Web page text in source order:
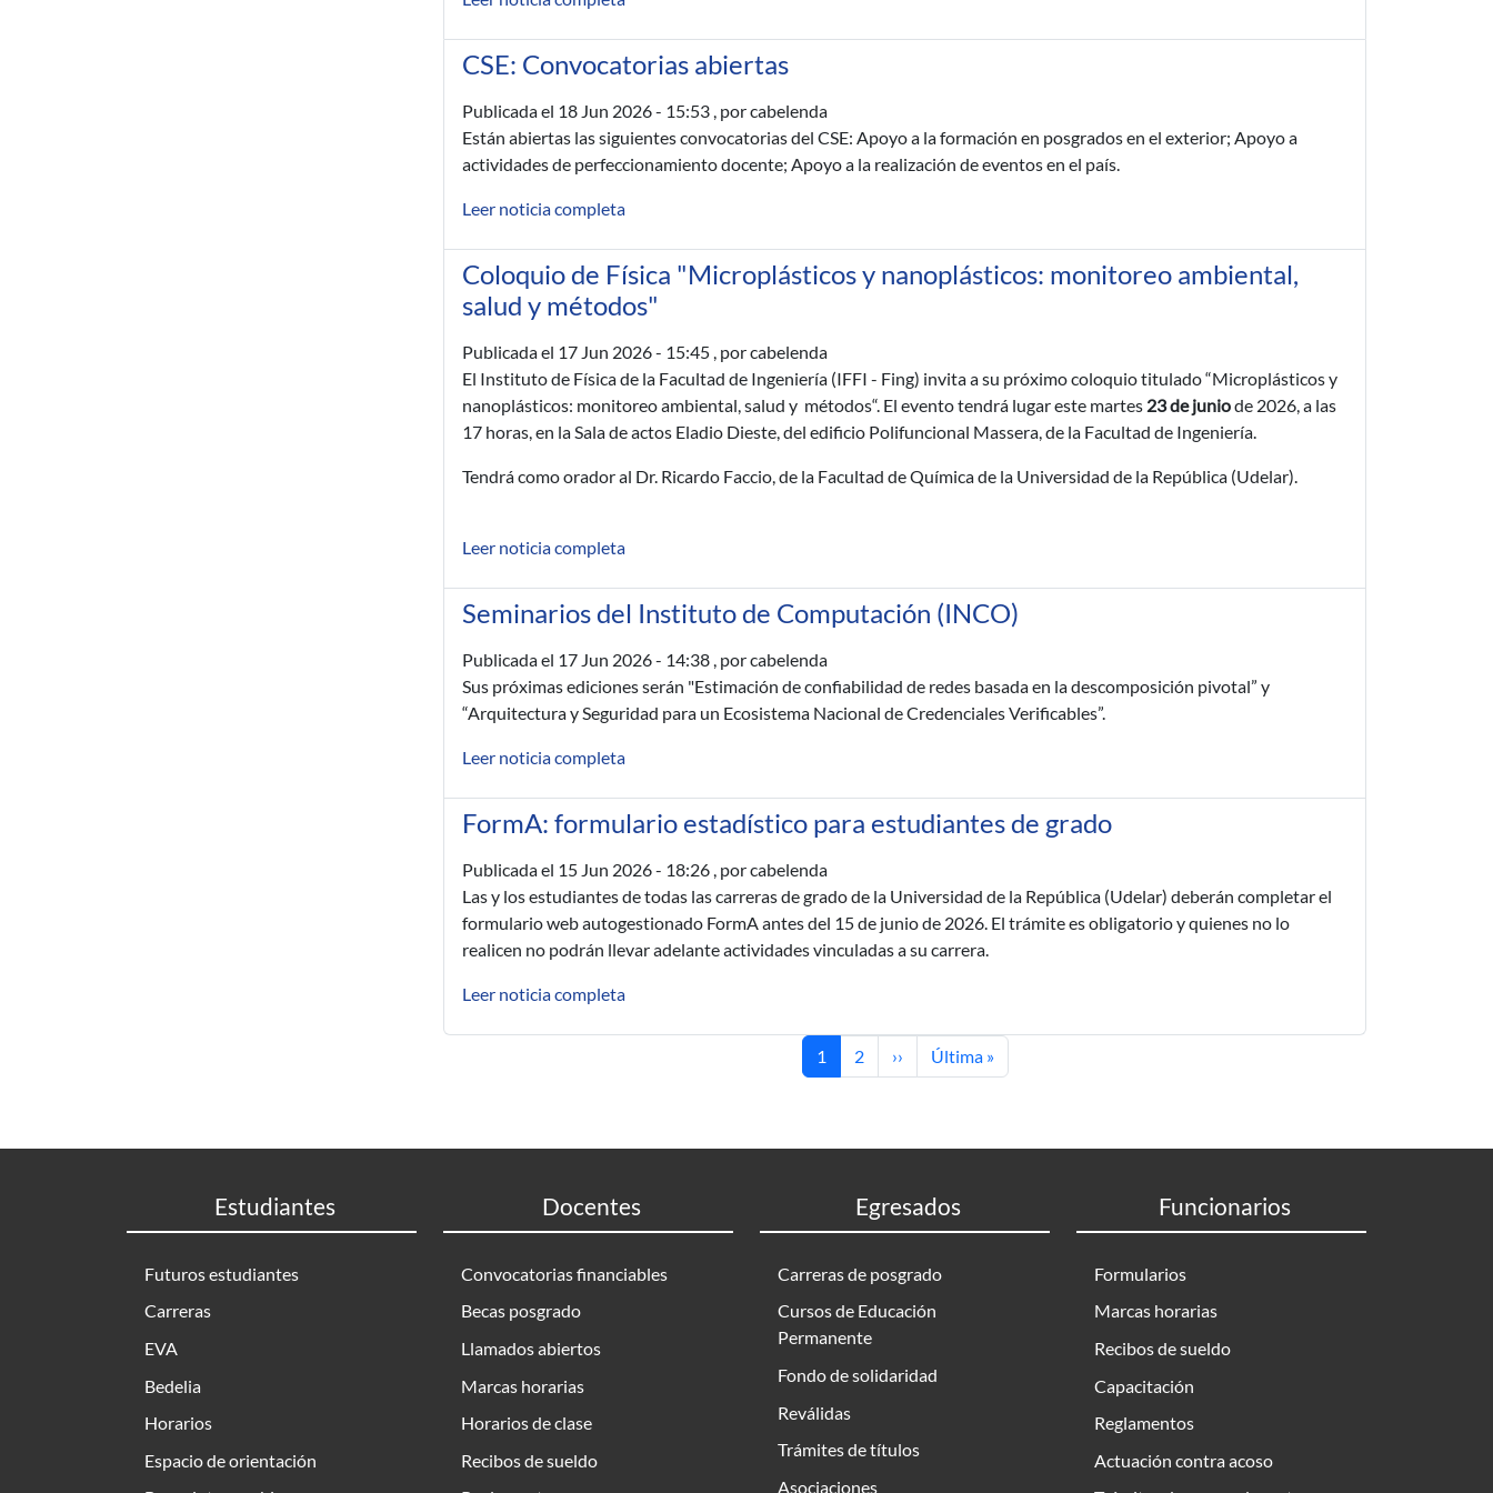
CSE: Convocatorias abiertas
Publicada el 18 Jun 2026 - 15:53 , por cabelenda
Están abiertas las siguientes convocatorias del CSE: Apoyo a la formación en posgrados en el exterior; Apoyo a
actividades de perfeccionamiento docente; Apoyo a la realización de eventos en el país.
Leer noticia completa
Coloquio de Física "Microplásticos y nanoplásticos: monitoreo ambiental,
salud y métodos"
Publicada el 17 Jun 2026 - 15:45 , por cabelenda
El Instituto de Física de la Facultad de Ingeniería (IFFI - Fing) invita a su próximo coloquio titulado “Microplásticos y
nanoplásticos: monitoreo ambiental, salud y métodos“. El evento tendrá lugar este martes 23 de juniode 2026, a las
17 horas, en la Sala de actos Eladio Dieste, del edificio Polifuncional Massera, de la Facultad de Ingeniería.
Tendrá como orador al Dr. Ricardo Faccio, de la Facultad de Química de la Universidad de la República (Udelar).
Leer noticia completa
Seminarios del Instituto de Computación (INCO)
Publicada el 17 Jun 2026 - 14:38 , por cabelenda
Sus próximas ediciones serán "Estimación de confiabilidad de redes basada en la descomposición pivotal” y
“Arquitectura y Seguridad para un Ecosistema Nacional de Credenciales Verificables”.
Leer noticia completa
FormA: formulario estadístico para estudiantes de grado
Publicada el 15 Jun 2026 - 18:26 , por cabelenda
Las y los estudiantes de todas las carreras de grado de la Universidad de la República (Udelar) deberán completar el
formulario web autogestionado FormA antes del 15 de junio de 2026. El trámite es obligatorio y quienes no lo
realicen no podrán llevar adelante actividades vinculadas a su carrera.
Leer noticia completa
Página actual
1 Página
2 Siguiente página
›› Última página
Última »
Estudiantes
Futuros estudiantes
Carreras
EVA
Bedelia
Horarios
Espacio de orientación
Docentes
Convocatorias financiables
Becas posgrado
Llamados abiertos
Marcas horarias
Horarios de clase
Recibos de sueldo
Egresados
Carreras de posgrado
Cursos de Educación
Permanente
Fondo de solidaridad
Reválidas
Trámites de títulos
Asociaciones
Funcionarios
Formularios
Marcas horarias
Recibos de sueldo
Capacitación
Reglamentos
Actuación contra acoso